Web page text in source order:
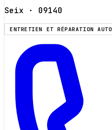
Seix · 09140
ENTRETIEN ET RÉPARATION AUTO